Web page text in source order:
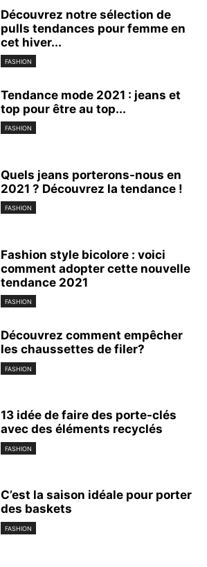
Découvrez notre sélection de
pulls tendances pour femme en
cet hiver...
FASHION
Tendance mode 2021 : jeans et
top pour être au top...
FASHION
Quels jeans porterons-nous en
2021 ? Découvrez la tendance !
FASHION
Fashion style bicolore : voici
comment adopter cette nouvelle
tendance 2021
FASHION
Découvrez comment empêcher
les chaussettes de filer?
FASHION
13 idée de faire des porte-clés
avec des éléments recyclés
FASHION
C’est la saison idéale pour porter
des baskets
FASHION